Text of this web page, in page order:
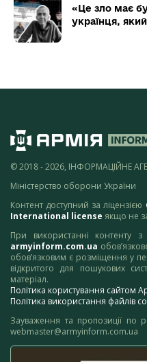
«Це зло має
українця,
© 2018 - 2026, ІНФОРМАЦІЙНЕ
Міністерство оборони України
Контент доступний за ліцензією
International license якщо не
При використанні контенту
armyinform.com.ua
обов’язковим є розміщення у
відкритого для пошукових
матеріал.
Політика користування сайтом
Політика використання файлів
Зауваження та пропозиції по
webmaster@armyinform.com.ua